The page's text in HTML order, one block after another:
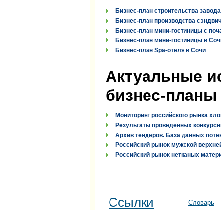
Бизнес-план строительства
Бизнес-план производства
Бизнес-план мини-гостиницы с
Бизнес-план мини-гостиницы в
Бизнес-план Spa-отеля в Сочи
Актуальные
бизнес-планы
Мониторинг российского рынка
Результаты проведенных
Архив тендеров. База данных
Российский рынок мужской
Российский рынок нетканых
Ссылки Словарь